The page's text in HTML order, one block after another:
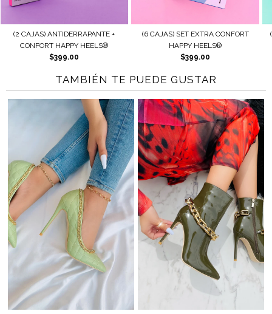
+
HAPPY HEELS®
(6 CAJAS) SET EXTRA CONFORT
(2 CAJAS)
TAMBIÉN TE PUEDE GUSTAR